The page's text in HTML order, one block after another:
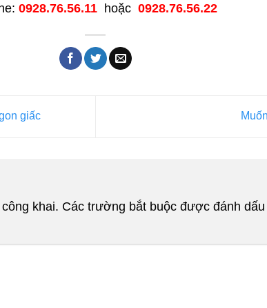
0928.76.56.11 hoặc 0928.76.56.22
giấc
khai. Các trường bắt buộc được đánh dấu